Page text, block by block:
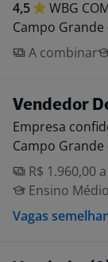
4,5 WBG
Campo Grande
A combinar
Vendedor
Empresa
Campo Grande
R$ 1.960,00
Ensino
Vagas